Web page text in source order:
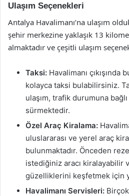
Ulaşım Seçenekleri
Antalya Havalimanı’na ulaşım
şehir merkezine yaklaşık 13
almaktadır ve çeşitli ulaşım
Taksi: Havalimanı çıkışında
kolayca taksi bulabilirsiniz.
ulaşım, trafik durumuna
sürmektedir.
Özel Araç Kiralama:
uluslararası ve yerel araç
bulunmaktadır. Önceden
istediğiniz aracı kiralayabilir
güzelliklerini keşfetmek için
Havalimanı Servisleri: